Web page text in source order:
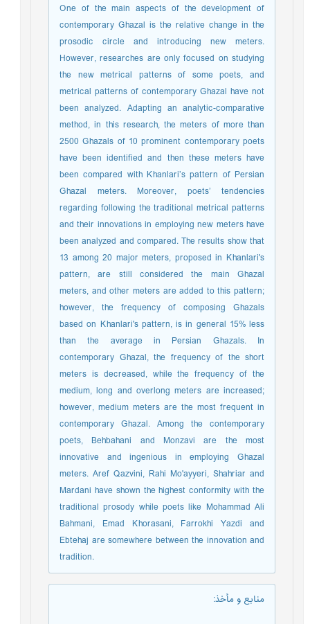
One of the main aspects of the development of
contemporary Ghazal is the relative change in the
prosodic circle and introducing new meters.
However, researches are only focused on studying
the new metrical patterns of some poets, and
metrical patterns of contemporary Ghazal have not
been analyzed. Adapting an analytic-comparative
method, in this research, the meters of more than
2500 Ghazals of 10 prominent contemporary poets
have been identified and then these meters have
been compared with Khanlari’s pattern of Persian
Ghazal meters. Moreover, poets’ tendencies
regarding following the traditional metrical patterns
and their innovations in employing new meters have
been analyzed and compared. The results show that
13 among 20 major meters, proposed in Khanlari's
pattern, are still considered the main Ghazal
meters, and other meters are added to this pattern;
however, the frequency of composing Ghazals
based on Khanlari's pattern, is in general 15% less
than the average in Persian Ghazals. In
contemporary Ghazal, the frequency of the short
meters is decreased, while the frequency of the
medium, long and overlong meters are increased;
however, medium meters are the most frequent in
contemporary Ghazal. Among the contemporary
poets, Behbahani and Monzavi are the most
innovative and ingenious in employing Ghazal
meters. Aref Qazvini, Rahi Mo'ayyeri, Shahriar and
Mardani have shown the highest conformity with the
traditional prosody while poets like Mohammad Ali
Bahmani, Emad Khorasani, Farrokhi Yazdi and
Ebtehaj are somewhere between the innovation and
tradition.
منابع و مأخذ: